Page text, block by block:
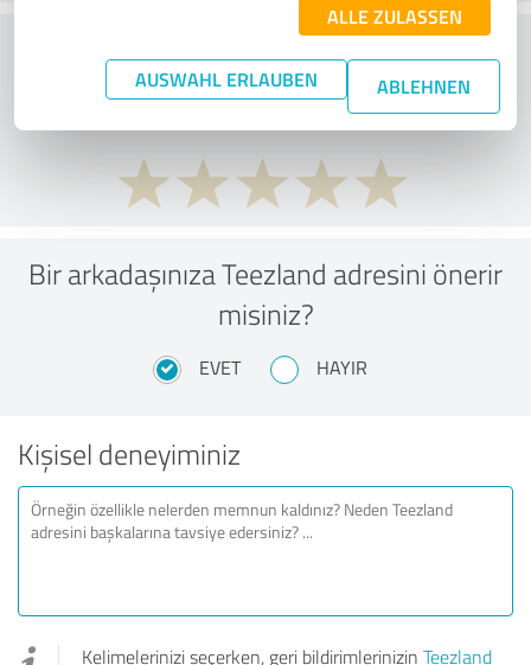
ALLE ZULASSEN
AUSWAHL ERLAUBEN ABLEHNEN
Fiyat-performans oranı hakkında ne
düşünüyorsunuz?
Bir arkadaşınıza Teezland adresini önerir
misiniz?
EVET HAYIR
Kişisel deneyiminiz
Kelimelerinizi seçerken, geri bildirimlerinizin Teezland